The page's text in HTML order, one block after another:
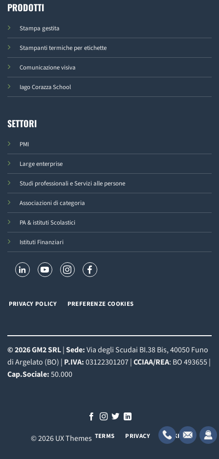
PRODOTTI
Stampa gestita
Stampanti termiche per etichette
Comunicazione visiva
Iago Corazza School
SETTORI
PMI
Large enterprise
Studi professionali e Servizi alle persone
Associazioni di categoria
PA & istituti Scolastici
Istituti Finanziari
PRIVACY POLICY PREFERENZE COOKIES
© 2026 GM2 SRL|Sede:Via degli Scudai BI.38 Bis, 40050 Funo
di Argelato (BO) | P.IVA:03122301207 |CCIAA/REA: BO 493655 |
Cap.Sociale:50.000
© 2026 UX Themes TERMS PRIVACY COOKIES